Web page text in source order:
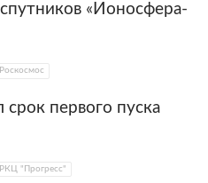
«Ионосфера-
Роскосмос
срок первого пуска
РКЦ "Прогресс"